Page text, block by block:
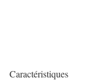
Caractéristiques